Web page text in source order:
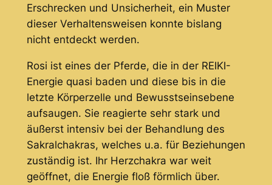
Erschrecken und Unsicherheit, ein Muster
dieser Verhaltensweisen konnte bislang
nicht entdeckt werden.
Rosi ist eines der Pferde, die in der REIKI-
Energie quasi baden und diese bis in die
letzte Körperzelle und Bewusstseinsebene
aufsaugen. Sie reagierte sehr stark und
äußerst intensiv bei der Behandlung des
Sakralchakras, welches u.a. für Beziehungen
zuständig ist. Ihr Herzchakra war weit
geöffnet, die Energie floß förmlich über.